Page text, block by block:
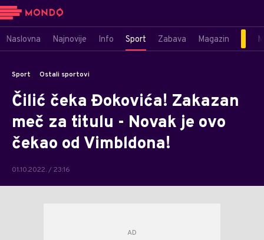
Naslovna Najnovije Info Sport Zabava Magazin
Sport Ostali sportovi
Čilić čeka Đokovića! Zakazan
meč za titulu - Novak je ovo
čekao od Vimbldona!
01.10.2022. / 23:16